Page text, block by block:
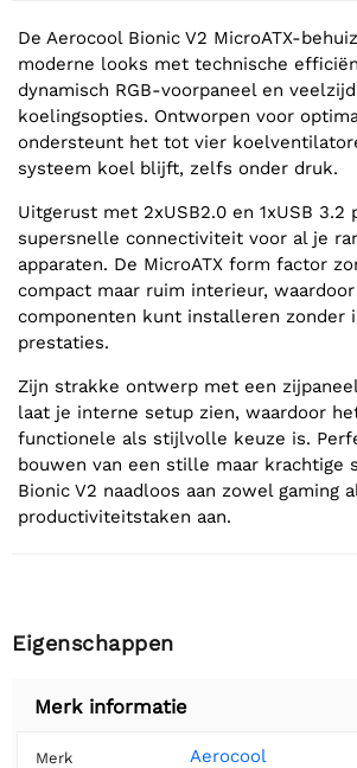
De Aerocool Bionic V2 MicroATX-
moderne looks met technische
dynamisch RGB-voorpaneel en
koelingsopties. Ontworpen voor
ondersteunt het tot vier
systeem koel blijft, zelfs onder druk.
Uitgerust met 2xUSB2.0 en 1xUSB
supersnelle connectiviteit voor al je
apparaten. De MicroATX form factor
compact maar ruim interieur,
componenten kunt installeren zonder
prestaties.
Zijn strakke ontwerp met een
laat je interne setup zien, waardoor
functionele als stijlvolle keuze is.
bouwen van een stille maar krachtige
Bionic V2 naadloos aan zowel gaming
productiviteitstaken aan.
Eigenschappen
Merk informatie
Merk Aerocool